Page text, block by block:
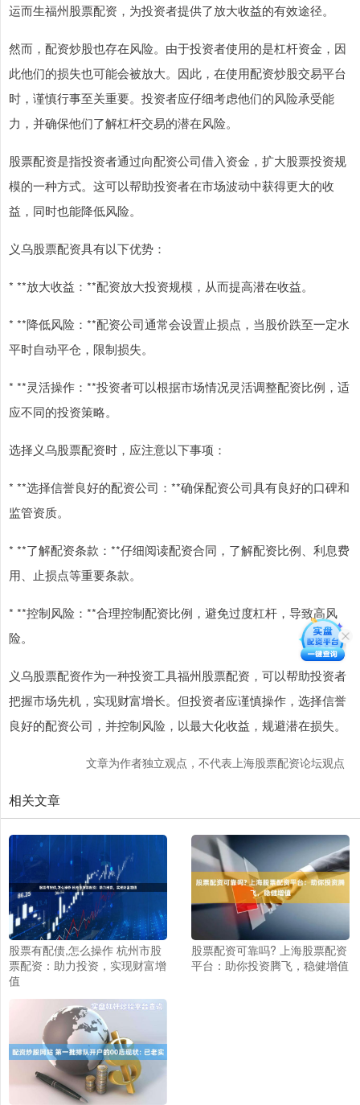
运而生福州股票配资，为投资者提供了放大收益的有效途径。
然而，配资炒股也存在风险。由于投资者使用的是杠杆资金，因
此他们的损失也可能会被放大。因此，在使用配资炒股交易平台
时，谨慎行事至关重要。投资者应仔细考虑他们的风险承受能
力，并确保他们了解杠杆交易的潜在风险。
股票配资是指投资者通过向配资公司借入资金，扩大股票投资规
模的一种方式。这可以帮助投资者在市场波动中获得更大的收
益，同时也能降低风险。
义乌股票配资具有以下优势：
* **放大收益：**配资放大投资规模，从而提高潜在收益。
* **降低风险：**配资公司通常会设置止损点，当股价跌至一定水
平时自动平仓，限制损失。
* **灵活操作：**投资者可以根据市场情况灵活调整配资比例，适
应不同的投资策略。
选择义乌股票配资时，应注意以下事项：
* **选择信誉良好的配资公司：**确保配资公司具有良好的口碑和
监管资质。
* **了解配资条款：**仔细阅读配资合同，了解配资比例、利息费
用、止损点等重要条款。
* **控制风险：**合理控制配资比例，避免过度杠杆，导致高风
险。
义乌股票配资作为一种投资工具福州股票配资，可以帮助投资者
把握市场先机，实现财富增长。但投资者应谨慎操作，选择信誉
良好的配资公司，并控制风险，以最大化收益，规避潜在损失。
文章为作者独立观点，不代表上海股票配资论坛观点
相关文章
股票有配债,怎么操作 杭州市股
票配资：助力投资，实现财富增
值
股票配资可靠吗? 上海股票配资
平台：助你投资腾飞，稳健增值